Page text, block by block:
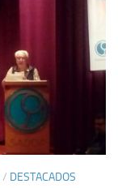
/ DESTACADOS